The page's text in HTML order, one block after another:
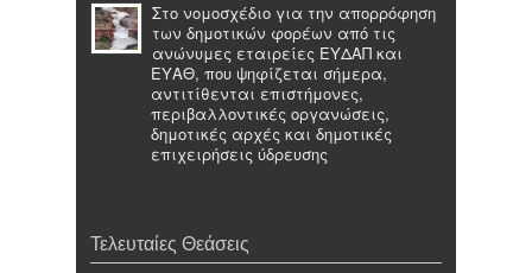
Στο νομοσχέδιο για την απορρόφηση
των δημοτικών φορέων από τις
ανώνυμες εταιρείες ΕΥΔΑΠ και
ΕΥΑΘ, που ψηφίζεται σήμερα,
αντιτίθενται επιστήμονες,
περιβαλλοντικές οργανώσεις,
δημοτικές αρχές και δημοτικές
επιχειρήσεις ύδρευσης
Τελευταίες Θεάσεις